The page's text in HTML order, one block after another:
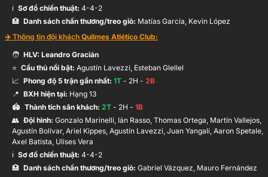
ℹ️️ Sơ đồ chiến thuật: 4-4-2
🏥 Danh sách chấn thương/treo giò: Matías García, Kevin López
✈️ Thông tin đội khách Quilmes Atlético Club:
🧑 HLV: Leandro Gracián
⭐ Cầu thủ nổi bật: Agustín Lavezzi, Esteban Glellel
📈 Phong độ 5 trận gần nhất: 1T - 2H - 2B
📍 BXH hiện tại: Hạng 13
🏟️ Thành tích sân khách: 2T - 2H - 1B
👥 Đội hình: Gonzalo Marinelli, Ián Rasso, Thomas Ortega, Martín Vallejos,
Agustín Bolívar, Ariel Kippes, Agustín Lavezzi, Juan Yangali, Aaron Spetale,
Axel Batista, Ulises Vera
ℹ️️ Sơ đồ chiến thuật: 4-4-2
🏥 Danh sách chấn thương/treo giò: Gabriel Vázquez, Mauro Fernández